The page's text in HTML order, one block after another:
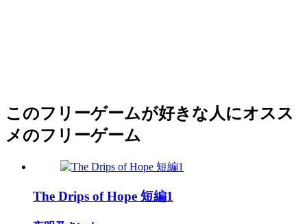
このフリーゲームが好きな人にオスス
メのフリーゲーム
The Drips of Hope 短編1